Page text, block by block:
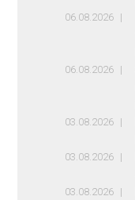
06.08.2026
06.08.2026
03.08.2026
03.08.2026
03.08.2026